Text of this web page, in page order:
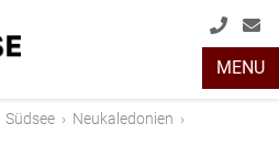
+49
(0)
MENU
Südsee › Neukaledonien ›